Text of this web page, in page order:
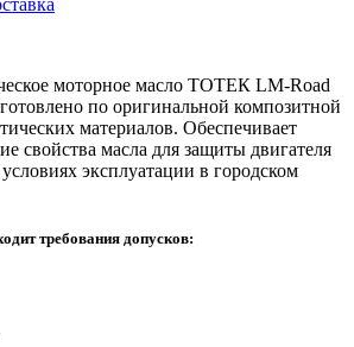
моторное масло ТОТЕК LM-Road
по оригинальной композитной
материалов. Обеспечивает
свойства масла для защиты двигателя
эксплуатации в городском
требования допусков: